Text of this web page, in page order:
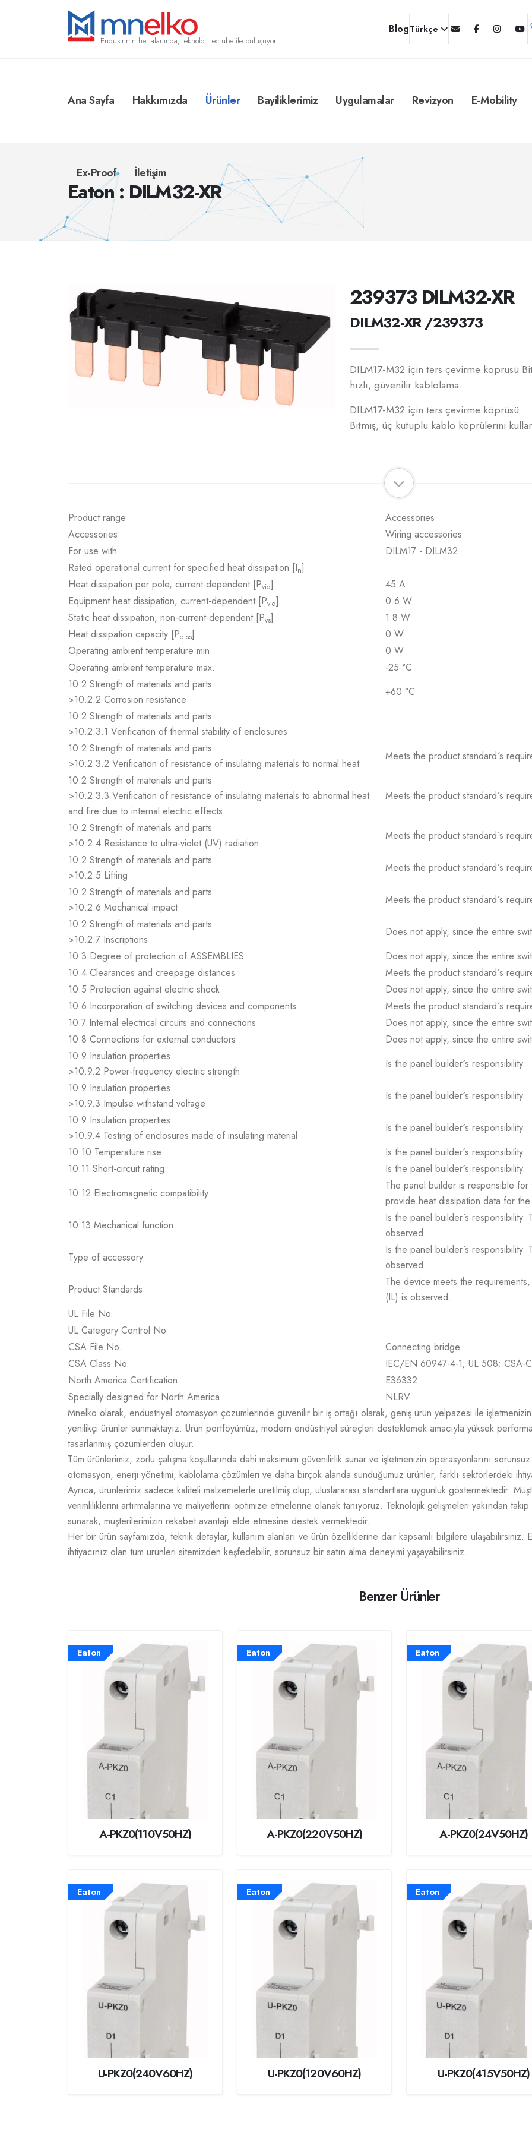
Endüstrinin her alanında, teknoloji tecrübe ile buluşuyor...
BlogTürkçe
Ana Sayfa Hakkımızda Ürünler Bayiliklerimiz Uygulamalar Revizyon E-Mobility
Ex-Proof İletişim
Eaton : DILM32-XR
239373 DILM32-XR
DILM32-XR /239373
DILM17-M32 için ters çevirme köprüsü
hızlı, güvenilir kablolama.
DILM17-M32 için ters çevirme köprüsü
Bitmiş, üç kutuplu kablo köprülerini
Product range
Accessories
Accessories
Wiring accessories
For use with
DILM17 - DILM32
Rated operational current for specified heat dissipation [In]
Heat dissipation per pole, current-dependent [Pvid]
45 A
Equipment heat dissipation, current-dependent [Pvid]
0.6 W
Static heat dissipation, non-current-dependent [Pvs]
1.8 W
Heat dissipation capacity [Pdiss]
0 W
Operating ambient temperature min.
0 W
Operating ambient temperature max.
-25 °C
10.2 Strength of materials and parts
>10.2.2 Corrosion resistance
+60 °C
10.2 Strength of materials and parts
>10.2.3.1 Verification of thermal stability of enclosures
10.2 Strength of materials and parts
>10.2.3.2 Verification of resistance of insulating materials to normal heat
Meets the product standard´s
10.2 Strength of materials and parts
>10.2.3.3 Verification of resistance of insulating materials to abnormal heat
and fire due to internal electric effects
Meets the product standard´s
10.2 Strength of materials and parts
>10.2.4 Resistance to ultra-violet (UV) radiation
Meets the product standard´s
10.2 Strength of materials and parts
>10.2.5 Lifting
Meets the product standard´s
10.2 Strength of materials and parts
>10.2.6 Mechanical impact
Meets the product standard´s
10.2 Strength of materials and parts
>10.2.7 Inscriptions
Does not apply, since the entire
10.3 Degree of protection of ASSEMBLIES
Does not apply, since the entire
10.4 Clearances and creepage distances
Meets the product standard´s
10.5 Protection against electric shock
Does not apply, since the entire
10.6 Incorporation of switching devices and components
Meets the product standard´s
10.7 Internal electrical circuits and connections
Does not apply, since the entire
10.8 Connections for external conductors
Does not apply, since the entire
10.9 Insulation properties
>10.9.2 Power-frequency electric strength
Is the panel builder´s responsibility.
10.9 Insulation properties
>10.9.3 Impulse withstand voltage
Is the panel builder´s responsibility.
10.9 Insulation properties
>10.9.4 Testing of enclosures made of insulating material
Is the panel builder´s responsibility.
10.10 Temperature rise
Is the panel builder´s responsibility.
10.11 Short-circuit rating
Is the panel builder´s responsibility.
10.12 Electromagnetic compatibility
The panel builder is responsible
provide heat dissipation data for
10.13 Mechanical function
Is the panel builder´s
observed.
Type of accessory
Is the panel builder´s
observed.
Product Standards
The device meets the
(IL) is observed.
UL File No.
UL Category Control No.
CSA File No.
Connecting bridge
CSA Class No.
IEC/EN 60947-4-1; UL 508; CSA-
North America Certification
E36332
Specially designed for North America
NLRV
Mnelko olarak, endüstriyel otomasyon çözümlerinde güvenilir bir iş ortağı olarak, geniş ürün yelpazesi ile işletmenizin
yenilikçi ürünler sunmaktayız. Ürün portföyümüz, modern endüstriyel süreçleri desteklemek amacıyla yüksek
tasarlanmış çözümlerden oluşur.
Tüm ürünlerimiz, zorlu çalışma koşullarında dahi maksimum güvenilirlik sunar ve işletmenizin operasyonlarını
otomasyon, enerji yönetimi, kablolama çözümleri ve daha birçok alanda sunduğumuz ürünler, farklı sektörlerdeki
Ayrıca, ürünlerimiz sadece kaliteli malzemelerle üretilmiş olup, uluslararası standartlara uygunluk göstermektedir.
verimliliklerini artırmalarına ve maliyetlerini optimize etmelerine olanak tanıyoruz. Teknolojik gelişmeleri yakından
sunarak, müşterilerimizin rekabet avantajı elde etmesine destek vermektedir.
Her bir ürün sayfamızda, teknik detaylar, kullanım alanları ve ürün özelliklerine dair kapsamlı bilgilere
ihtiyacınız olan tüm ürünleri sitemizden keşfedebilir, sorunsuz bir satın alma deneyimi yaşayabilirsiniz.
Benzer Ürünler
Eaton
A-PKZ0(110V50HZ)
Eaton
A-PKZ0(220V50HZ)
Eaton
A-PKZ0(24V50HZ)
Eaton
U-PKZ0(240V60HZ)
Eaton
U-PKZ0(120V60HZ)
Eaton
U-PKZ0(415V50HZ)